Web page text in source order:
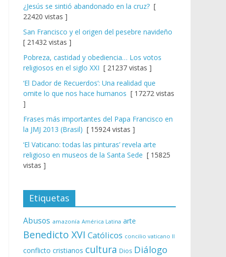
¿Jesús se sintió abandonado en la cruz? [
22420 vistas ]
San Francisco y el origen del pesebre navideño
[ 21432 vistas ]
Pobreza, castidad y obediencia… Los votos
religiosos en el siglo XXI [ 21237 vistas ]
‘El Dador de Recuerdos’: Una realidad que
omite lo que nos hace humanos [ 17272 vistas
]
Frases más importantes del Papa Francisco en
la JMJ 2013 (Brasil) [ 15924 vistas ]
‘El Vaticano: todas las pinturas’ revela arte
religioso en museos de la Santa Sede [ 15825
vistas ]
Etiquetas
Abusos amazonía América Latina arte
Benedicto XVI Católicos concilio vaticano II
conflicto cristianos cultura Dios Diálogo